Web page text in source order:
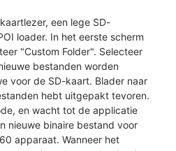
een lege SD-
loader. In het eerste scherm
"Custom Folder". Selecteer
bestanden worden
voor de SD-kaart. Blader naar
hebt uitgepakt tevoren.
en wacht tot de applicatie
nieuwe binaire bestand voor
apparaat. Wanneer het